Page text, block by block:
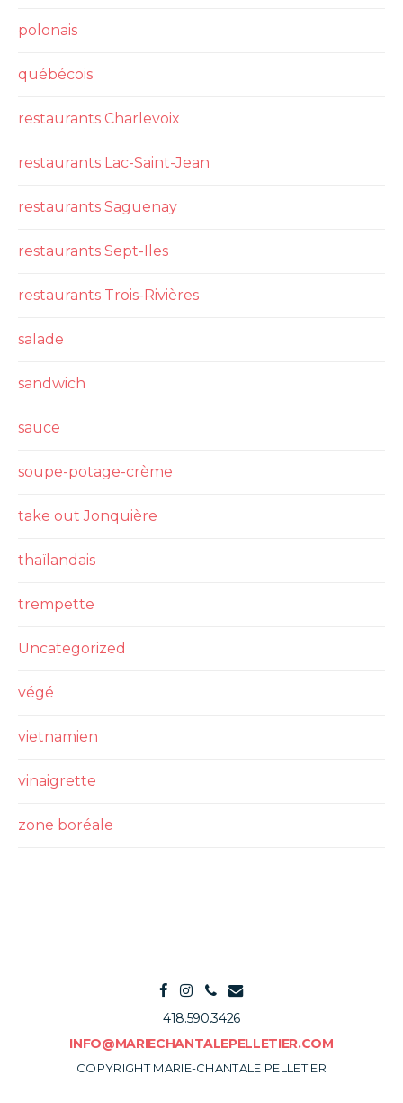
polonais
québécois
restaurants Charlevoix
restaurants Lac-Saint-Jean
restaurants Saguenay
restaurants Sept-Iles
restaurants Trois-Rivières
salade
sandwich
sauce
soupe-potage-crème
take out Jonquière
thaïlandais
trempette
Uncategorized
végé
vietnamien
vinaigrette
zone boréale
418.590.3426
INFO@MARIECHANTALEPELLETIER.COM
COPYRIGHT MARIE-CHANTALE PELLETIER